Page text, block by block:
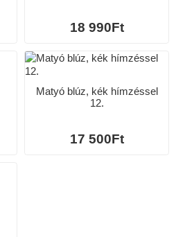
18 990Ft
Matyó blúz, kék hímzéssel
12.
17 500Ft